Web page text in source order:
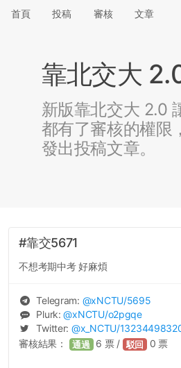
首頁 投稿 審核 文章
靠北交大
新版靠北交大 2.0
都有了審核的權限
發出投稿文章。
#靠交5671
不想考期中考 好麻煩
Telegram: @xNCTU/5695
Plurk:@xNCTU/o2pgqe
Twitter: @x_NCTU/
審核結果： 通過 6 票 / 駁回 0 票